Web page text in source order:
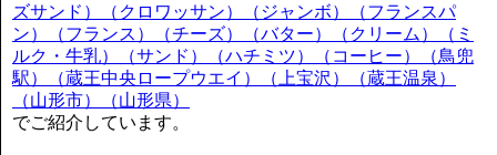
ズサンド）（クロワッサン）（ジャンボ）（フランスパ
ン）（フランス）（チーズ）（バター）（クリーム）（ミ
ルク・牛乳）（サンド）（ハチミツ）（コーヒー）（鳥兜
駅）（蔵王中央ロープウエイ）（上宝沢）（蔵王温泉）
（山形市）（山形県）
でご紹介しています。